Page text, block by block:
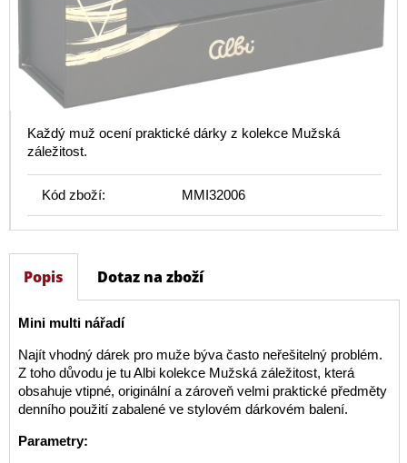
Každý muž ocení praktické dárky z kolekce Mužská
záležitost.
Kód zboží: MMI32006
Popis Dotaz na zboží
Mini multi nářadí
Najít vhodný dárek pro muže býva často neřešitelný problém.
Z toho důvodu je tu Albi kolekce Mužská záležitost, která
obsahuje vtipné, originální a zároveň velmi praktické předměty
denního použití zabalené ve stylovém dárkovém balení.
Parametry: